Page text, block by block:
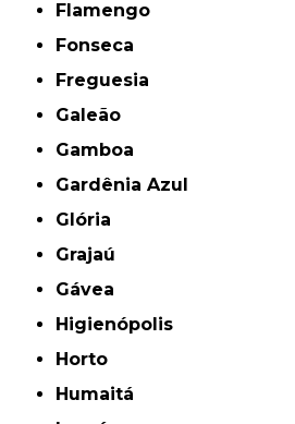
Flamengo
Fonseca
Freguesia
Galeão
Gamboa
Gardênia Azul
Glória
Grajaú
Gávea
Higienópolis
Horto
Humaitá